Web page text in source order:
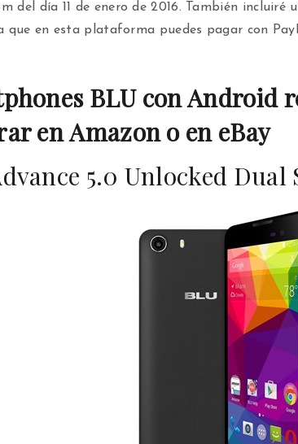
del día 11 de enero de 2016. También
que en esta plataforma puedes pagar con
BLU con Android
en Amazon o en eBay
5.0 Unlocked Dual